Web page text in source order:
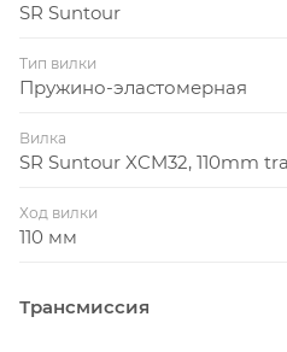
SR Suntour
Тип вилки
Пружино-эластомерная
Вилка
SR Suntour XCM32, 110mm
Ход вилки
110 мм
Трансмиссия